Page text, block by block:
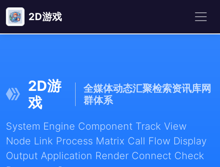
2D游戏
2D游
戏
全媒体动态汇聚检索资讯库网
群体系
System Engine Component Track View
Node Link Process Matrix Call Flow Display
Output Application Render Connect Check